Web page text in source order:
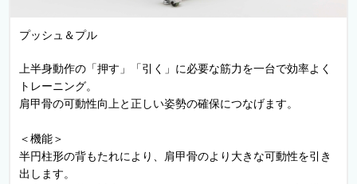
プッシュ＆プル
上半身動作の「押す」「引く」に必要な筋力を一台で効率よく
トレーニング。
肩甲骨の可動性向上と正しい姿勢の確保につなげます。
＜機能＞
半円柱形の背もたれにより、肩甲骨のより大きな可動性を引き
出します。